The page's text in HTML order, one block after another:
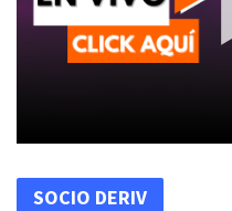
SOCIO DERIV